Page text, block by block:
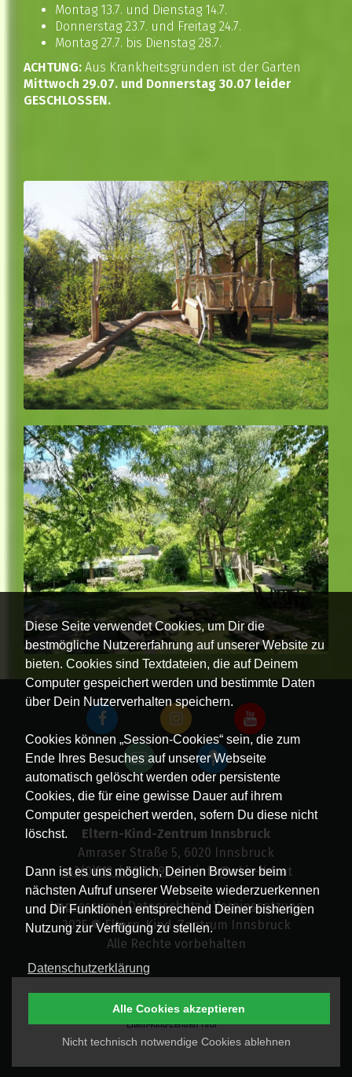
Diese Seite verwendet Cookies, um Dir die
bestmögliche Nutzererfahrung auf unserer Website zu
bieten. Cookies sind Textdateien, die auf Deinem
Computer gespeichert werden und bestimmte Daten
über Dein Nutzerverhalten speichern.
Cookies können „Session-Cookies“ sein, die zum
Ende Ihres Besuches auf unserer Webseite
automatisch gelöscht werden oder persistente
Cookies, die für eine gewisse Dauer auf ihrem
Computer gespeichert werden, sofern Du diese nicht
löschst.
Dann ist es uns möglich, Deinen Browser beim
nächsten Aufruf unserer Webseite wiederzuerkennen
und Dir Funktionen entsprechend Deiner bisherigen
Nutzung zur Verfügung zu stellen.
Datenschutzerklärung
Nicht technisch notwendige Cookies ablehnen
Alle Cookies akzeptieren
Montag 13.7. und Dienstag 14.7.
Donnerstag 23.7. und Freitag 24.7.
Montag 27.7. bis Dienstag 28.7.
ACHTUNG: Aus Krankheitsgründen ist der Garten
Mittwoch 29.07. und Donnerstag 30.07 leider
GESCHLOSSEN.
Eltern-Kind-Zentrum Innsbruck
Amraser Straße 5, 6020 Innsbruck
+43(0)512 / 58 19 97-0| info@ekiz-ibk.at
Impressum|Datenschutz|Vereinssatzung
2025 © Eltern-Kind-Zentrum Innsbruck
Alle Rechte vorbehalten